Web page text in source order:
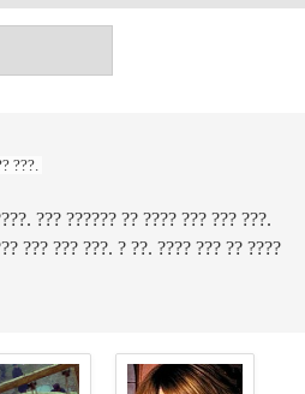
???.
??? ?????? ?? ???? ??? ??? ???.
??? ??? ???. ? ??. ???? ??? ?? ????